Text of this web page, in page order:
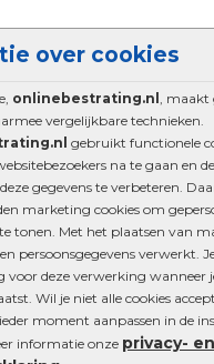
over cookies
onlinebestrating.nl ,
vergelijkbare technieken.
gebruikt functionele
na te gaan en
gegevens te verbeteren.
marketing cookies om
tonen. Met het plaatsen van
persoonsgegevens verwerkt.
voor deze verwerking wanneer
Wil je niet alle cookies
moment aanpassen in de
informatie onze privacy- en
betonelementen